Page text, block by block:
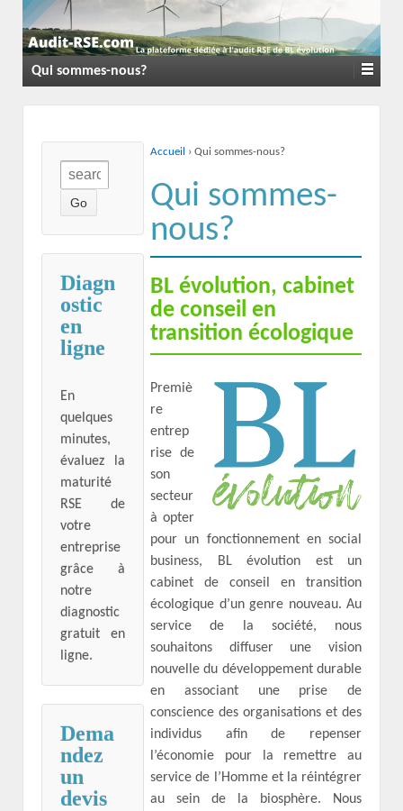
Qui sommes-nous?
Accueil › Qui sommes-nous?
Qui sommes-
nous?
BL évolution, cabinet
de conseil en
transition écologique
Premiè
re
entrep
rise de
son
secteur
à opter
pour un fonctionnement en social
business, BL évolution est un
cabinet de conseil en transition
écologique d’un genre nouveau. Au
service de la société, nous
souhaitons diffuser une vision
nouvelle du développement durable
en associant une prise de
conscience des organisations et des
individus afin de repenser
l’économie pour la remettre au
service de l’Homme et la réintégrer
au sein de la biosphère. Nous
Diagn
ostic
en
ligne
En
quelques
minutes,
évaluez la
maturité
RSE de
votre
entreprise
grâce à
notre
diagnostic
gratuit en
ligne.
Dema
ndez
un
devis